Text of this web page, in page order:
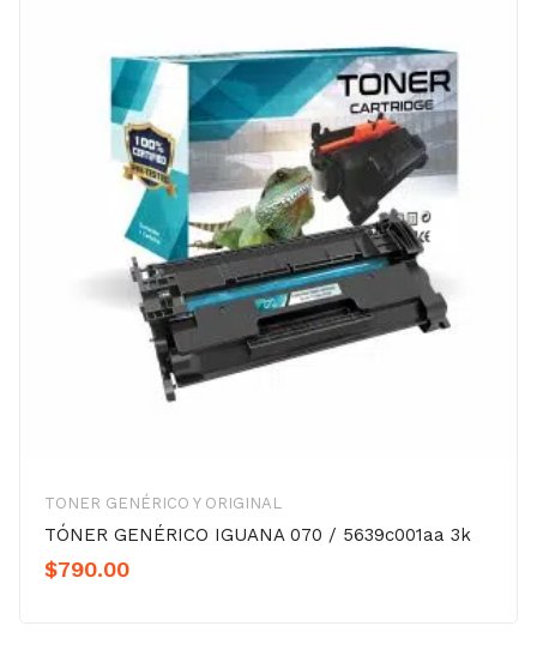
TONER GENÉRICO Y ORIGINAL
TÓNER GENÉRICO IGUANA 070 / 5639c001aa 3k
$790.00